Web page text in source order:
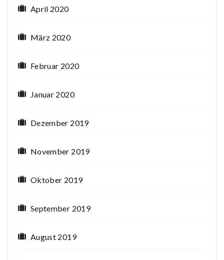
April 2020
März 2020
Februar 2020
Januar 2020
Dezember 2019
November 2019
Oktober 2019
September 2019
August 2019